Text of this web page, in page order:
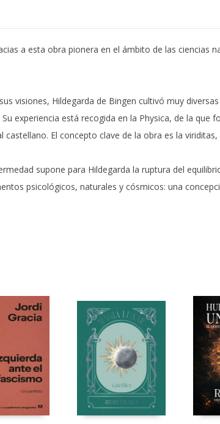
a esta obra pionera en el ámbito de las ciencias
visiones, Hildegarda de Bingen cultivó muy
experiencia está recogida en la Physica, de la que
El concepto clave de la obra es la
supone para Hildegarda la ruptura del
psicológicos, naturales y cósmicos: una